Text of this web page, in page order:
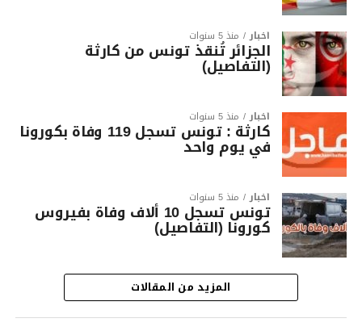
أخبار منذ 5 سنوات
الجزائر تُنقذ تونس من كارثة
(التفاصيل)
أخبار منذ 5 سنوات
كارثة : تونس تسجل 119 وفاة بكورونا
في يوم واحد
أخبار منذ 5 سنوات
تونس تسجل 10 ألاف وفاة بفيروس
كورونا (التفاصيل)
المزيد من المقالات